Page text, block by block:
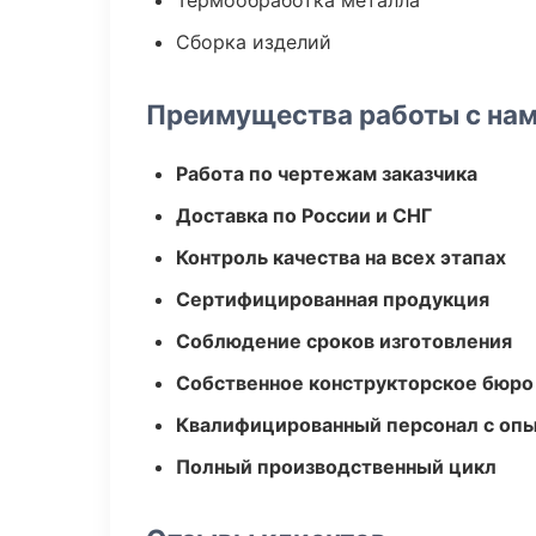
Сборка изделий
Преимущества работы с
Работа по чертежам заказчика
Доставка по России и СНГ
Контроль качества на всех этапах
Сертифицированная продукция
Соблюдение сроков изготовления
Собственное конструкторское бюро
Квалифицированный персонал с
Полный производственный цикл